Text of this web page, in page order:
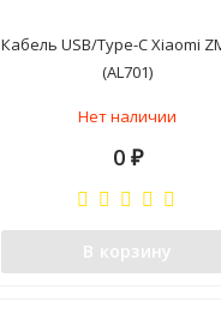
Кабель USB/Type-C Xiaomi
(AL701)
Нет наличии
0 ₽
В корзину